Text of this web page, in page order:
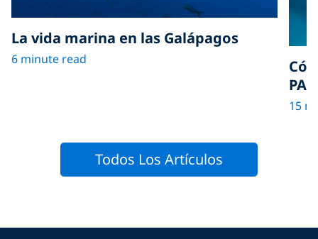
La vida marina en las Galápagos
6 minute read
15
Todos Los Artículos